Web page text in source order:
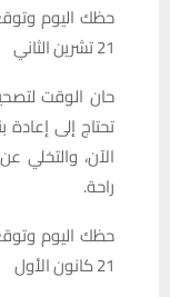
21 تشرين الثاني
حان الوقت
تحتاج إلى
الآن، والتخلي
راحة.
21 كانون الأول